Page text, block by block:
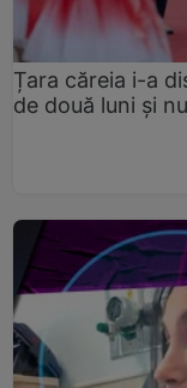
Țara căreia i-a
de două luni și